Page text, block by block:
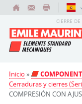
CIERRE
Inicio »
Cerraduras y cierres
COMPRESIÓN CON